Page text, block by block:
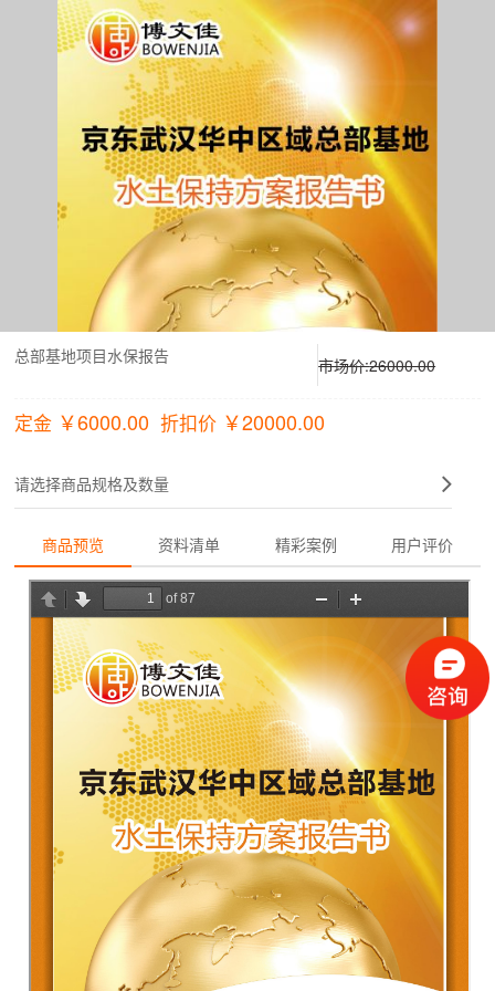
总部基地项目水保报告 市场价:26000.00
定金 ￥6000.00 折扣价 ￥20000.00
请选择商品规格及数量
商品预览 资料清单 精彩案例 用户评价